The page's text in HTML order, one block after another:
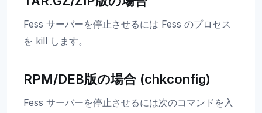
Fess サーバーを停止させるには Fess のプロセス
を kill します。
RPM/DEB版の場合 (chkconfig)
Fess サーバーを停止させるには次のコマンドを入